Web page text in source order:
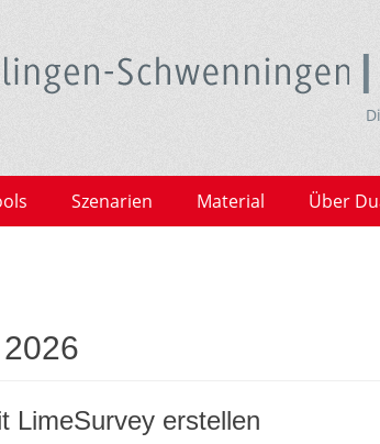
Szenarien Material Über
LimeSurvey erstellen